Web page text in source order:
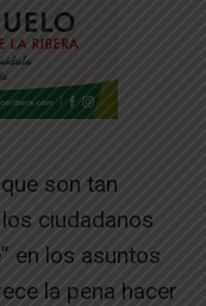
son tan
ciudadanos
en los asuntos
la pena hacer